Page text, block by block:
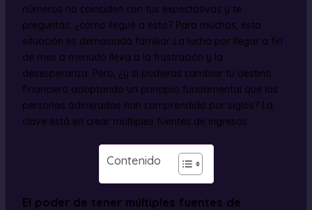
números no coinciden con tus expectativas y te
preguntas, ¿cómo llegué a esto? Para muchos, esta
situación es demasiado familiar. La lucha por llegar a fin
de mes a menudo lleva a la frustración y la
desesperanza. Pero, ¿y si pudieras cambiar tu destino
financiero adoptando un principio fundamental que las
personas adineradas han comprendido por siglos? La
clave está en crear múltiples fuentes de ingresos.
Contenido
El poder de tener múltiples fuentes de